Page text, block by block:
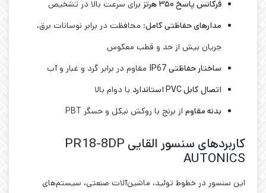
فرکانس پاسخ ۳۵۰ هرتز برای سرعت بالا در تشخیص
مدارهای حفاظتی کامل: محافظت در برابر نوسانات برق،
جریان بیش از حد و قطب معکوس
ساختار حفاظتی
مقاوم در برابر گرد و غبار و آب
اتصال کابل
استاندارد با دوام بالا
بدنه مقاوم از برنج با روکش نیکل و حسگر PBT
کاربردهای سنسور القایی PR18-8DP
AUTONICS
این سنسور در خطوط تولید، ماشین‌آلات صنعتی، سیستم‌های